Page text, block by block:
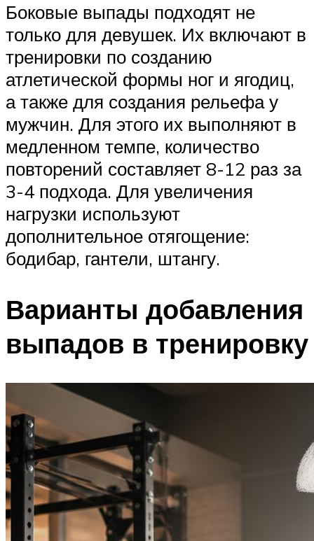
Боковые выпады подходят не
только для девушек. Их включают в
тренировки по созданию
атлетической формы ног и ягодиц,
а также для создания рельефа у
мужчин. Для этого их выполняют в
медленном темпе, количество
повторений составляет 8-12 раз за
3-4 подхода. Для увеличения
нагрузки используют
дополнительное отягощение:
бодибар, гантели, штангу.
Варианты добавления
выпадов в тренировку